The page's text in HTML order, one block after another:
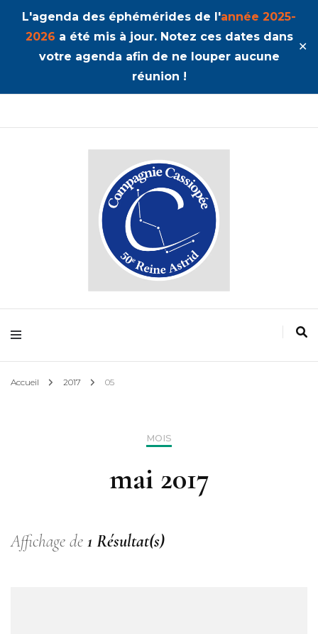
L'agenda des éphémérides de l'année 2025-
2026 a été mis à jour. Notez ces dates dans
votre agenda afin de ne louper aucune
réunion !
✕
Cassiopée
50ème Unité Reine Astrid
Accueil 2017 05
MOIS
mai 2017
Affichage de 1 Résultat(s)